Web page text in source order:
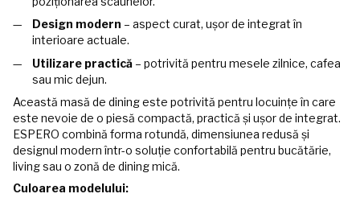
Design modern – aspect curat, ușor de integrat în
interioare actuale.
Utilizare practică – potrivită pentru mesele zilnice, cafea
sau mic dejun.
Această masă de dining este potrivită pentru locuințe în care
este nevoie de o piesă compactă, practică și ușor de integrat.
ESPERO combină forma rotundă, dimensiunea redusă și
designul modern într-o soluție confortabilă pentru bucătărie,
living sau o zonă de dining mică.
Culoarea modelului: